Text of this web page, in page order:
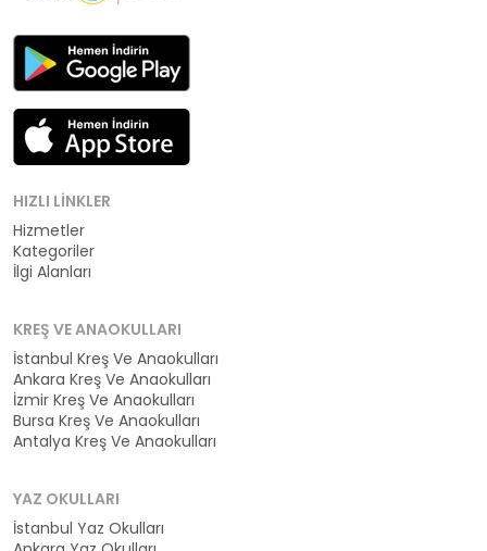
HIZLI LINKLER
Hizmetler
Kategoriler
İlgi Alanları
KREŞ VE ANAOKULLARI
İstanbul Kreş Ve Anaokulları
Ankara Kreş Ve Anaokulları
İzmir Kreş Ve Anaokulları
Bursa Kreş Ve Anaokulları
Antalya Kreş Ve Anaokulları
YAZ OKULLARI
İstanbul Yaz Okulları